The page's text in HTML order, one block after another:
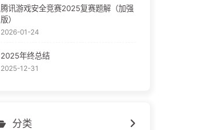
腾讯游戏安全竞赛2025复赛题解（加强
版）
2026-01-24
2025年终总结
2025-12-31
分类